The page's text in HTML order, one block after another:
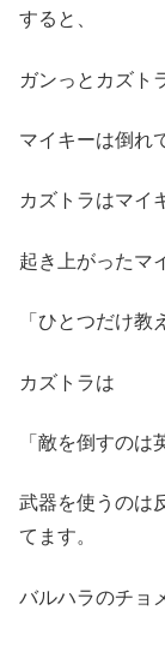
すると、
ガンっとカズト
マイキーは倒れ
カズトラはマイ
起き上がったマ
「ひとつだけ教
カズトラは
「敵を倒すのは
武器を使うのは
てます。
バルハラのチョ